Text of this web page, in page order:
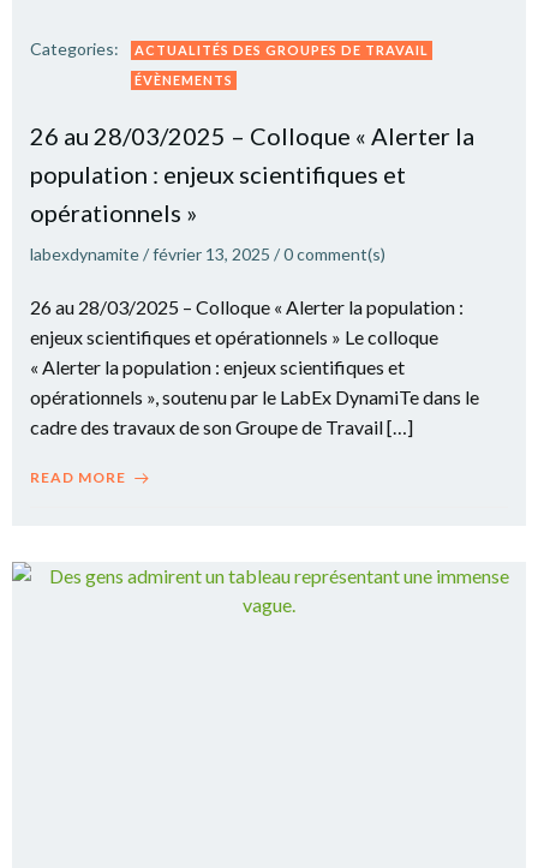
Categories:
ACTUALITÉS DES GROUPES DE TRAVAIL
ÉVÈNEMENTS
26 au 28/03/2025 – Colloque « Alerter la
population : enjeux scientifiques et
opérationnels »
labexdynamite/février 13, 2025 /0comment(s)
26 au 28/03/2025 – Colloque « Alerter la population :
enjeux scientifiques et opérationnels » Le colloque
« Alerter la population : enjeux scientifiques et
opérationnels », soutenu par le LabEx DynamiTe dans le
cadre des travaux de son Groupe de Travail […]
READ MORE